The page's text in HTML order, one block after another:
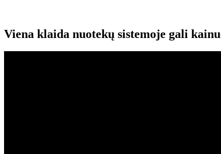
Viena klaida nuotekų sistemoje gali